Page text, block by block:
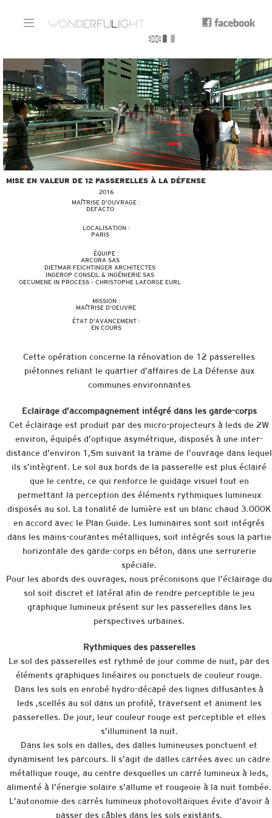
MISE EN VALEUR DE 12 PASSERELLES À LA DÉFENSE
2016
MAÎTRISE D'OUVRAGE :
DEFACTO
LOCALISATION :
PARIS
ÉQUIPE :
ARCORA SAS
DIETMAR FEICHTINGER ARCHITECTES
INGEROP CONSEIL & INGÉNIERIE SAS
OECUMENE IN PROCESS - CHRISTOPHE LAFORGE EURL
MISSION :
MAÎTRISE D’OEUVRE
ÉTAT D'AVANCEMENT :
EN COURS
Cette opération concerne la rénovation de 12 passerelles
piétonnes reliant le quartier d’affaires de La Défense aux
communes environnantes
Eclairage d’accompagnement intégré dans les garde-corps
Cet éclairage est produit par des micro-projecteurs à leds de 2W
environ, équipés d’optique asymétrique, disposés à une inter-
distance d’environ 1,5m suivant la trame de l’ouvrage dans lequel
ils s’intègrent. Le sol aux bords de la passerelle est plus éclairé
que le centre, ce qui renforce le guidage visuel tout en
permettant la perception des éléments rythmiques lumineux
disposés au sol. La tonalité de lumière est un blanc chaud 3.000K
en accord avec le Plan Guide. Les luminaires sont soit intégrés
dans les mains-courantes métalliques, soit intégrés sous la partie
horizontale des garde-corps en béton, dans une serrurerie
spéciale.
Pour les abords des ouvrages, nous préconisons que l’éclairage du
sol soit discret et latéral afin de rendre perceptible le jeu
graphique lumineux présent sur les passerelles dans les
perspectives urbaines.
Rythmiques des passerelles
Le sol des passerelles est rythmé de jour comme de nuit, par des
éléments graphiques linéaires ou ponctuels de couleur rouge.
Dans les sols en enrobé hydro-décapé des lignes diffusantes à
leds ,scellés au sol dans un profilé, traversent et animent les
passerelles. De jour, leur couleur rouge est perceptible et elles
s’illuminent la nuit.
Dans les sols en dalles, des dalles lumineuses ponctuent et
dynamisent les parcours. Il s’agit de dalles carrées avec un cadre
métallique rouge, au centre desquelles un carré lumineux à leds,
alimenté à l’énergie solaire s’allume et rougeoie à la nuit tombée.
L’autonomie des carrés lumineux photovoltaïques évite d’avoir à
passer des câbles dans les sols existants.